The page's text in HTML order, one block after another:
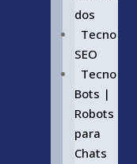
dos
Tecno
SEO
Tecno
Bots |
Robots
para
Chats